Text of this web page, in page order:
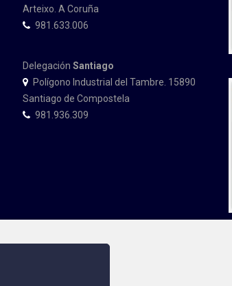
Arteixo. A Coruña
981.633.006
Delegación Santiago
Polígono Industrial del Tambre. 15890
Santiago de Compostela
981.936.309